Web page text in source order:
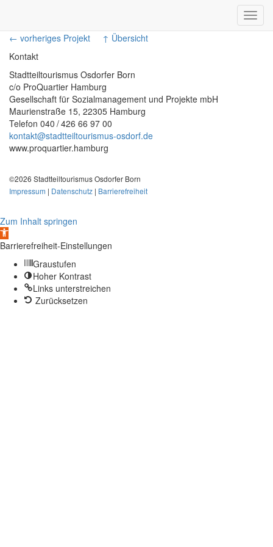
← vorheriges Projekt
↑ Übersicht
Kontakt
Stadtteiltourismus Osdorfer Born
c/o ProQuartier Hamburg
Gesellschaft für Sozialmanagement und Projekte mbH
Maurienstraße 15, 22305 Hamburg
Telefon 040 / 426 66 97 00
kontakt@stadtteiltourismus-osdorf.de
www.proquartier.hamburg
©2026 Stadtteiltourismus Osdorfer Born
Impressum | Datenschutz | Barrierefreiheit
Zum Inhalt springen
Werkzeugleiste
öffnen
Barrierefreiheit-Einstellungen
Graustufen
Hoher Kontrast
Links unterstreichen
Zurücksetzen